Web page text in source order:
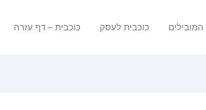
כוכבית לעסק כוכבית – דף עזרה